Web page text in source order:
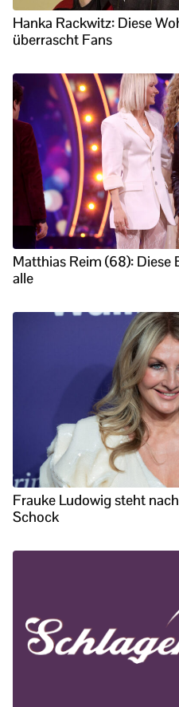
Hanka Rackwitz: Diese
überrascht Fans
Matthias Reim (68):
alle
Frauke Ludowig steht
Schock